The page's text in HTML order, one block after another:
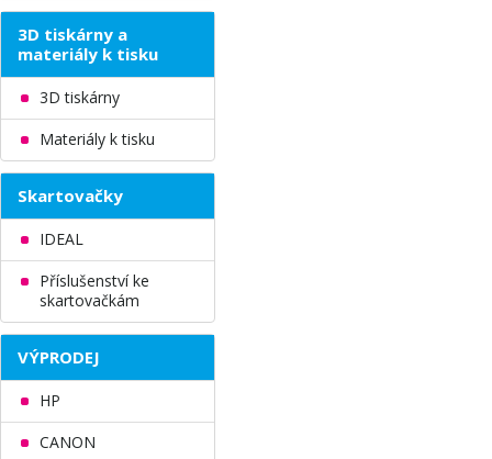
3D tiskárny a
materiály k tisku
3D tiskárny
Materiály k tisku
Skartovačky
IDEAL
Příslušenství ke
skartovačkám
VÝPRODEJ
HP
CANON